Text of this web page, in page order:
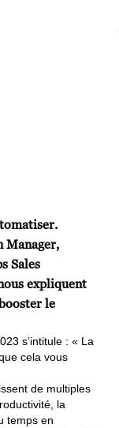
Manager,
Sales
expliquent
le
s’intitule : « La
cela vous
de multiples
la
temps en